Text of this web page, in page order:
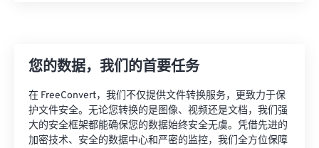
您的数据，我们的首要任务
在 FreeConvert，我们不仅提供文件转换服务，更致力于保
护文件安全。无论您转换的是图像、视频还是文档，我们强
大的安全框架都能确保您的数据始终安全无虞。凭借先进的
加密技术、安全的数据中心和严密的监控，我们全方位保障